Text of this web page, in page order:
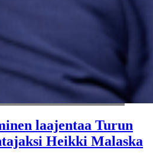
laajentaa Turun
Heikki Malaska